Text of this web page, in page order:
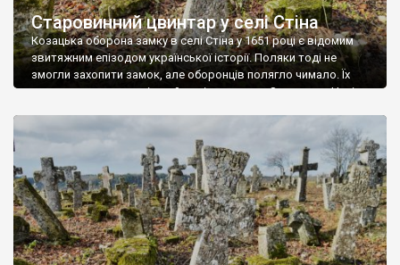
Старовинний цвинтар у селі Стіна
Козацька оборона замку в селі Стіна у 1651 році є відомим
звитяжним епізодом української історії. Поляки тоді не
змогли захопити замок, але оборонців полягло чимало. Їх
поховали на цвинтарі, який тоді називався Замковим. Нині на
ньому чимало хрестів 19 століття, є такі, де епітафії стер […]